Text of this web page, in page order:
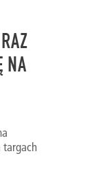
NA
targach